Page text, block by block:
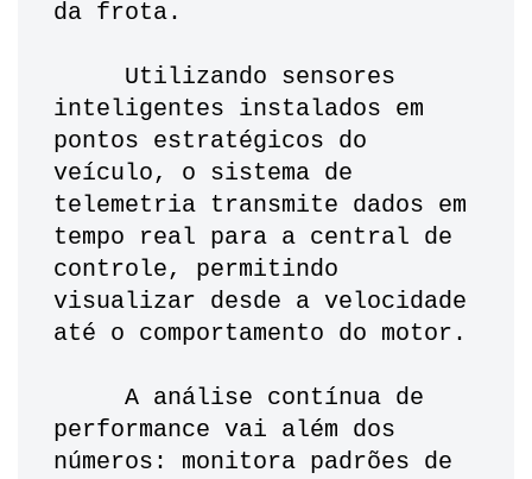
da frota.
inteligentes instalados em
pontos estratégicos do
veículo, o sistema de
telemetria transmite dados em
tempo real para a central de
controle, permitindo
visualizar desde a velocidade
performance vai além dos
números: monitora padrões de